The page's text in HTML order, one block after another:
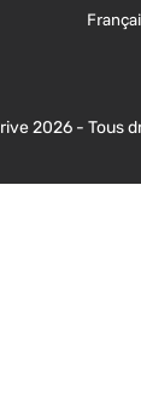
2026 - Tous